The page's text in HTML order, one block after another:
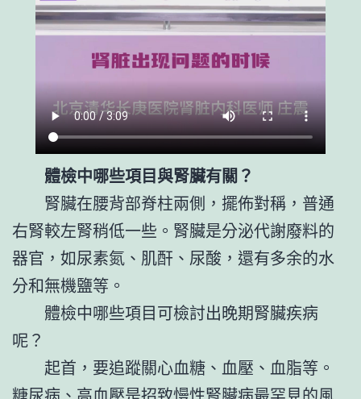
體檢中哪些項目與腎臟有關？
腎臟在腰背部脊柱兩側，擺佈對稱，普通
右腎較左腎稍低一些。腎臟是分泌代謝廢料的
器官，如尿素氮、肌酐、尿酸，還有多余的水
分和無機鹽等。
體檢中哪些項目可檢討出晚期腎臟疾病
呢？
起首，要追蹤關心血糖、血壓、血脂等。